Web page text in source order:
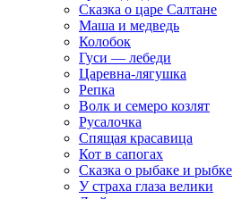
Сказка о царе Салтане
Маша и медведь
Колобок
Гуси — лебеди
Царевна-лягушка
Репка
Волк и семеро козлят
Русалочка
Спящая красавица
Кот в сапогах
Сказка о рыбаке и рыбке
У страха глаза велики